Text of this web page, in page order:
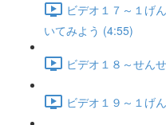
ビデオ１７～１
いてみよう (4:55)
ビデオ１８～せ
ビデオ１９～１げ